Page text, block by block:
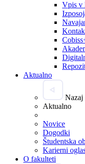
Vpis v
Aktualno
Nazaj
Aktualno
Novice
Dogodki
Študentska
Karierni
O fakulteti